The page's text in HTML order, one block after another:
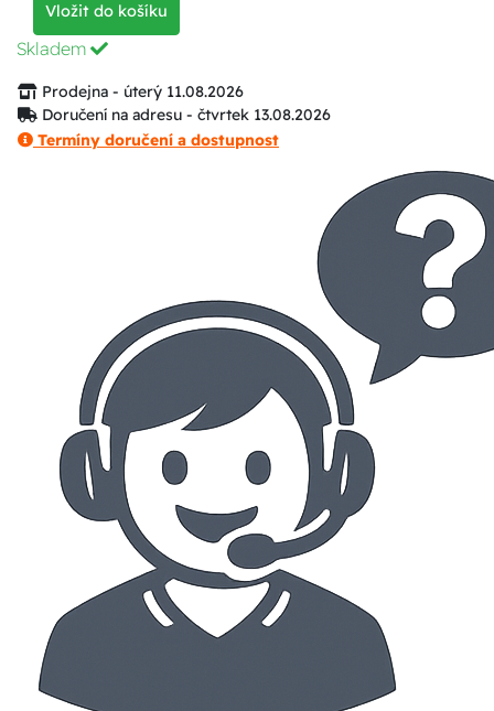
Vložit do košíku
Skladem
Prodejna - úterý 11.08.2026
Doručení na adresu - čtvrtek 13.08.2026
Termíny doručení a dostupnost